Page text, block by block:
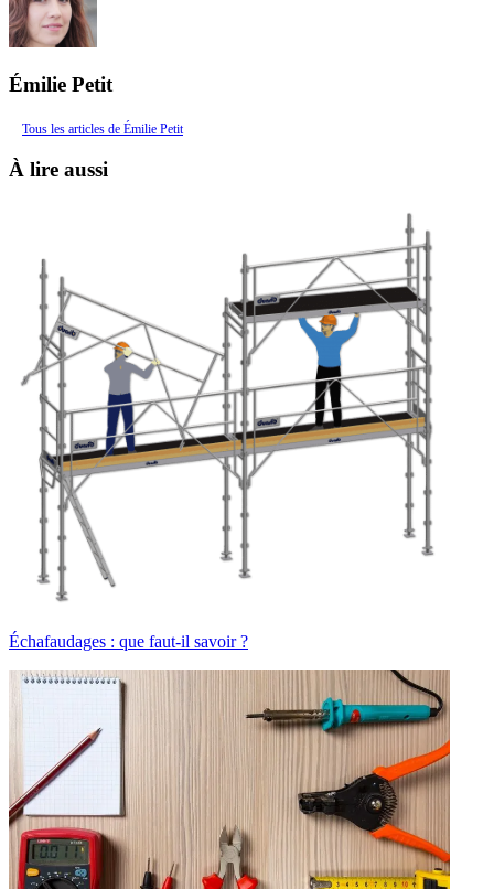
Émilie Petit
Tous les articles de Émilie Petit
À lire aussi
Échafaudages : que faut-il savoir ?